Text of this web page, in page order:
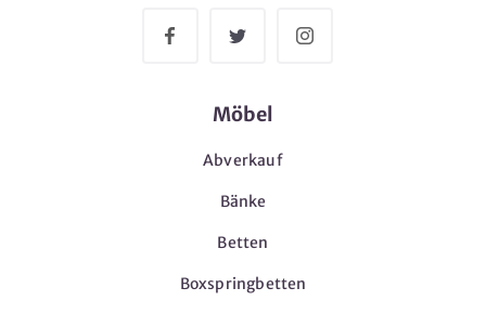
Möbel
Abverkauf
Bänke
Betten
Boxspringbetten